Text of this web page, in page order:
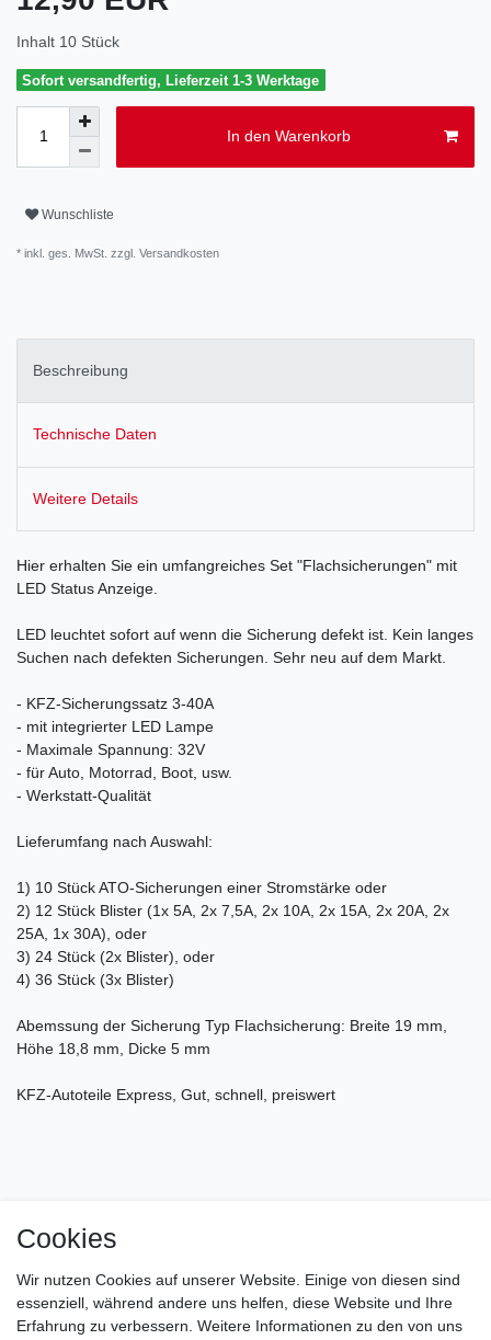
Inhalt 10 Stück
Sofort versandfertig, Lieferzeit 1-3 Werktage
In den Warenkorb
Wunschliste
* inkl. ges. MwSt. zzgl. Versandkosten
Beschreibung
Technische Daten
Weitere Details
Hier erhalten Sie ein umfangreiches Set "Flachsicherungen" mit
LED Status Anzeige.
LED leuchtet sofort auf wenn die Sicherung defekt ist. Kein langes
Suchen nach defekten Sicherungen. Sehr neu auf dem Markt.
- KFZ-Sicherungssatz 3-40A
- mit integrierter LED Lampe
- Maximale Spannung: 32V
- für Auto, Motorrad, Boot, usw.
- Werkstatt-Qualität
Lieferumfang nach Auswahl:
1) 10 Stück ATO-Sicherungen einer Stromstärke oder
2) 12 Stück Blister (1x 5A, 2x 7,5A, 2x 10A, 2x 15A, 2x 20A, 2x
25A, 1x 30A), oder
3) 24 Stück (2x Blister), oder
4) 36 Stück (3x Blister)
Abemssung der Sicherung Typ Flachsicherung: Breite 19 mm,
Höhe 18,8 mm, Dicke 5 mm
KFZ-Autoteile Express, Gut, schnell, preiswert
Impressum
Barrierefreiheitserklärung Widerrufs­recht
Cookies
Wir nutzen Cookies auf unserer Website. Einige von diesen sind
essenziell, während andere uns helfen, diese Website und Ihre
Erfahrung zu verbessern. Weitere Informationen zu den von uns